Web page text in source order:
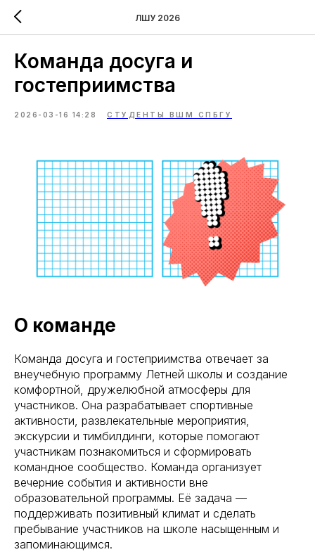
ЛШУ 2026
Команда досуга и
гостеприимства
2026-03-16 14:28 СТУДЕНТЫ ВШМ СПБГУ
О команде
Команда досуга и гостеприимства отвечает за
внеучебную программу Летней школы и создание
комфортной, дружелюбной атмосферы для
участников. Она разрабатывает спортивные
активности, развлекательные мероприятия,
экскурсии и тимбилдинги, которые помогают
участникам познакомиться и сформировать
командное сообщество. Команда организует
вечерние события и активности вне
образовательной программы. Её задача —
поддерживать позитивный климат и сделать
пребывание участников на школе насыщенным и
запоминающимся.